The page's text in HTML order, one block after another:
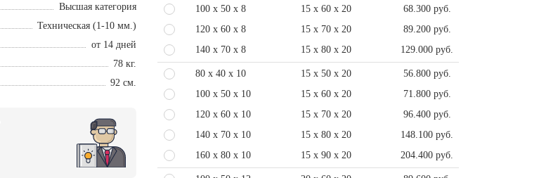
Высшая категория
Техническая (1-10 мм.)
от 14 дней
78 кг.
92 см.
100 x 50 x 8
15 x 60 x 20
68.300 руб.
120 x 60 x 8
15 x 70 x 20
89.200 руб.
140 x 70 x 8
15 x 80 x 20 129.000 руб.
80 x 40 x 10 15 x 50 x 20
56.800 руб.
100 x 50 x 10
15 x 60 x 20
71.800 руб.
120 x 60 x 10
15 x 70 x 20
96.400 руб.
140 x 70 x 10
15 x 80 x 20
148.100 руб.
160 x 80 x 10
15 x 90 x 20 204.400 руб.